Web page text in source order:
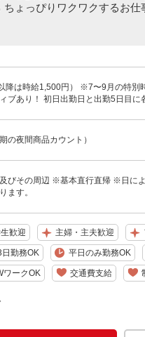
ちょっぴりワクワクするお仕
降は時給1,500円） ※7〜9月の特別
ブあり！ 初日出勤日と出勤5日目に
の夜間商品カウント）
びその周辺 ※基本直行直帰 ※日に
ます。
歓迎 主婦・主夫歓迎
勤務OK 平日のみ勤務OK
ワークOK 交通費支給